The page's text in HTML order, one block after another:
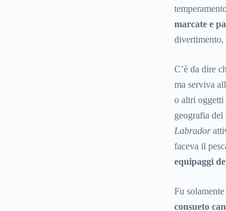
marcate e
divertimento,
C’è da dire
ma serviva
o altri oggetti
geografia del
Labrador
faceva il
equipaggi
Fu
consueto